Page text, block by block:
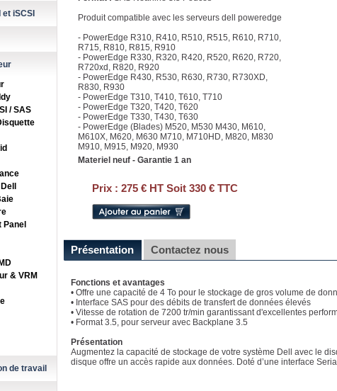
iSCSI
/ SAS
& VRM
de travail
Produit compatible avec les serveurs dell poweredge
- PowerEdge R310, R410, R510, R515, R610, R710,
R715, R810, R815, R910
- PowerEdge R330, R320, R420, R520, R620, R720,
R720xd, R820, R920
- PowerEdge R430, R530, R630, R730, R730XD,
R830, R930
- PowerEdge T310, T410, T610, T710
- PowerEdge T320, T420, T620
- PowerEdge T330, T430, T630
- PowerEdge (Blades) M520, M530 M430, M610,
M610X, M620, M630 M710, M710HD, M820, M830
M910, M915, M920, M930
Materiel neuf - Garantie 1 an
Prix : 275 € HT Soit 330 € TTC
Présentation Contactez nous
Fonctions et avantages
• Offre une capacité de 4 To pour le stockage de gros volume de
• Interface SAS pour des débits de transfert de données élevés
• Vitesse de rotation de 7200 tr/min garantissant d'excellentes
• Format 3.5, pour serveur avec Backplane 3.5
Présentation
Augmentez la capacité de stockage de votre système Dell avec le
disque offre un accès rapide aux données. Doté d’une interface